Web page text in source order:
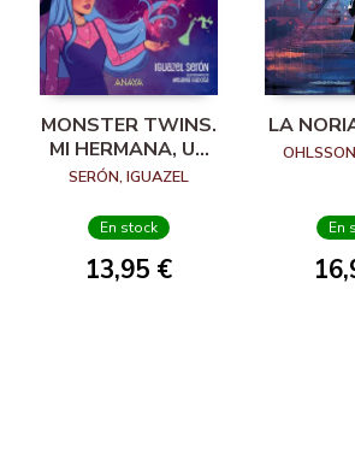
MONSTER TWINS.
MI HERMANA, UN
ZOMBI Y YO
SERÓN, IGUAZEL
En stock
13,95 €
LA
En